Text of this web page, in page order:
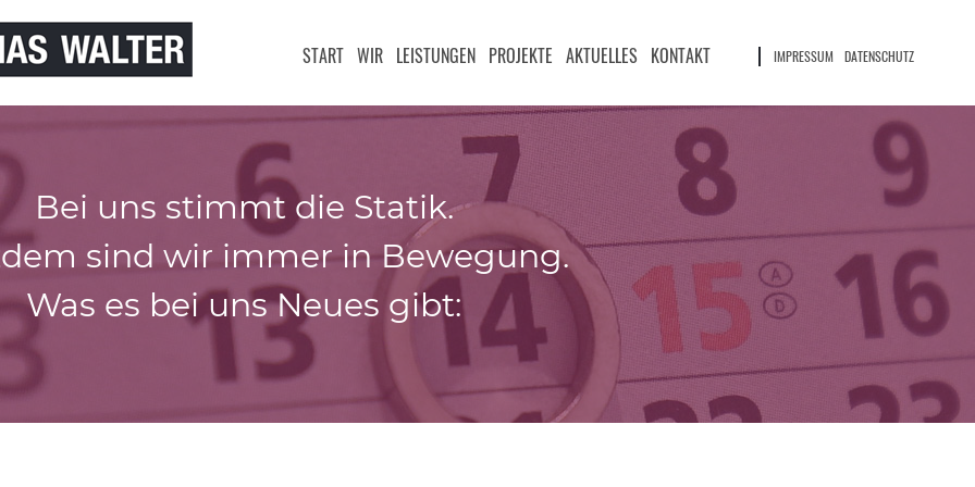
START WIR LEISTUNGEN PROJEKTE AKTUELLES KONTAKT IMPRESSUM DATENSCHUTZ
Bei uns stimmt die Statik.
sind wir immer in Bewegung.
Was es bei uns Neues gibt: